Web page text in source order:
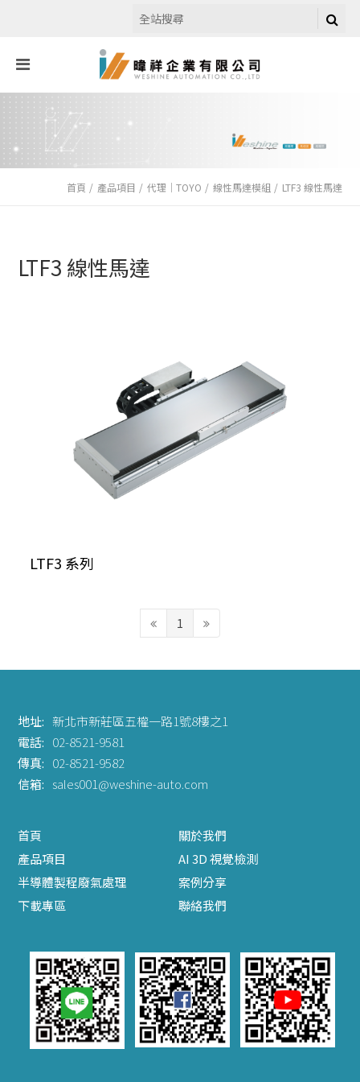
首頁 產品項目 代理｜TOYO 線性馬達模組 LTF3 線性馬達
LTF3 線性馬達
LTF3 系列
1
地址: 新北市新莊區五權一路1號8樓之1
電話: 02-8521-9581
傳真: 02-8521-9582
信箱: sales001@weshine-auto.com
首頁
關於我們
產品項目
AI 3D 視覺檢測
半導體製程廢氣處理
案例分享
下載專區
聯絡我們